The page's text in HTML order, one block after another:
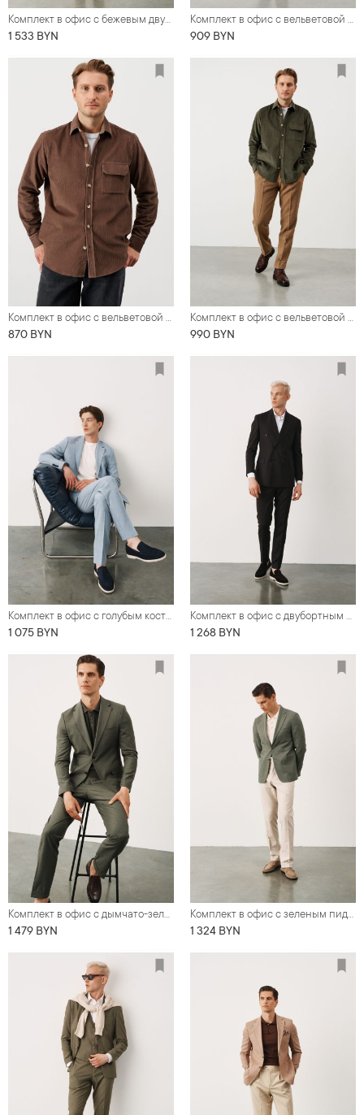
Комплект в офис с бежевым двубортным костюмом из смесовой ткани со льном (костюм, футболка, обувь, нагрудный платок)
1 533 BYN
Комплект в офис с вельветовой рубашкой песочного цвета (рубашка, брюки, обувь, гольф)
909 BYN
Комплект в офис с вельветовой рубашкой цвета капучино (рубашка, брюки, обувь, футболка)
870 BYN
Комплект в офис с вельветовой рубашкой цвета хаки (рубашка, брюки, обувь, футболка)
990 BYN
Комплект в офис с голубым костюмом в тонкую полоску ( костюм, футболка, обувь)
1 075 BYN
Комплект в офис с двубортным черным льняным костюмом ( костюм, рубашка, обувь)
1 268 BYN
Комплект в офис с дымчато-зеленым костюмом (костюм, футболка, обувь)
1 479 BYN
Комплект в офис с зеленым пиджаком из смесовой ткани со льном (пиджак, футболка, обувь, брюки)
1 324 BYN